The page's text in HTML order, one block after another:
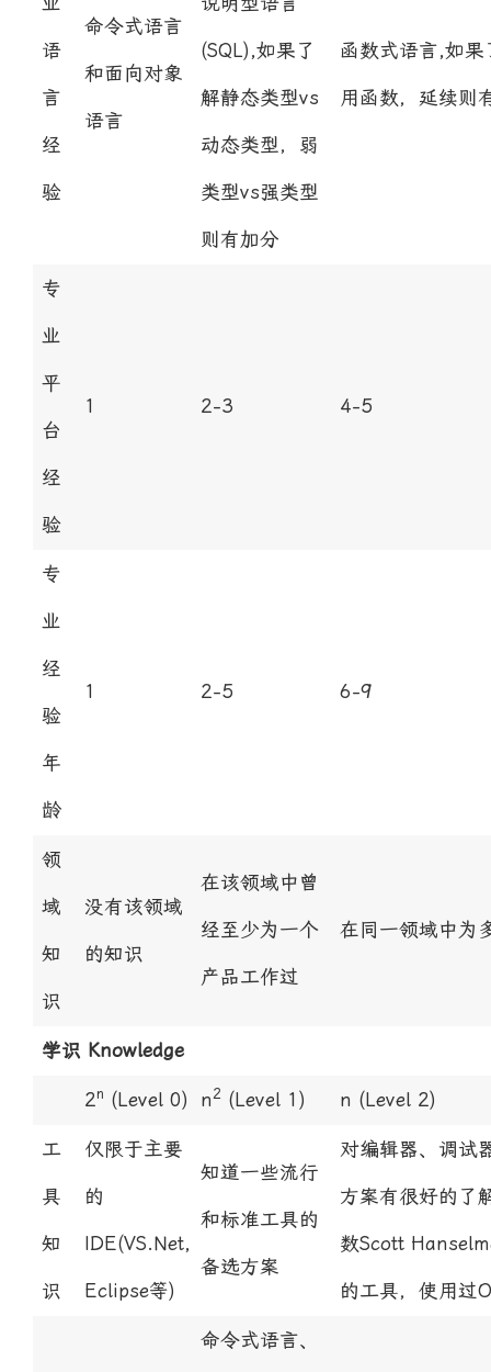
语
言
经
验
命令式语言
和面向对象
语言
(SQL),如果了
解静态类型vs
动态类型，弱
类型vs强类型
则有加分
函数式语言,如
用函数，延续则
专
业
平
台
经
验
1 2-3 4-5
专
业
经
验
年
龄
1 2-5 6-9
领
域
知
识
没有该领域
的知识
在该领域中曾
经至少为一个
产品工作过
在同一领域中为
学识 Knowledge
2n (Level 0) n2 (Level 1) n (Level 2)
工
具
知
识
仅限于主要
的
IDE(VS.Net,
Eclipse等)
知道一些流行
和标准工具的
备选方案
对编辑器、调试
方案有很好的了
数Scott
的工具，使用过
命令式语言、